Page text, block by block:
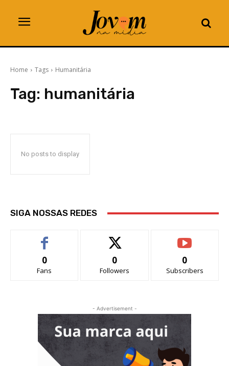
Home Tags Humanitária
Tag: humanitária
No posts to display
SIGA NOSSAS REDES
0
Fans
0
Followers
0
Subscribers
- Advertisement -